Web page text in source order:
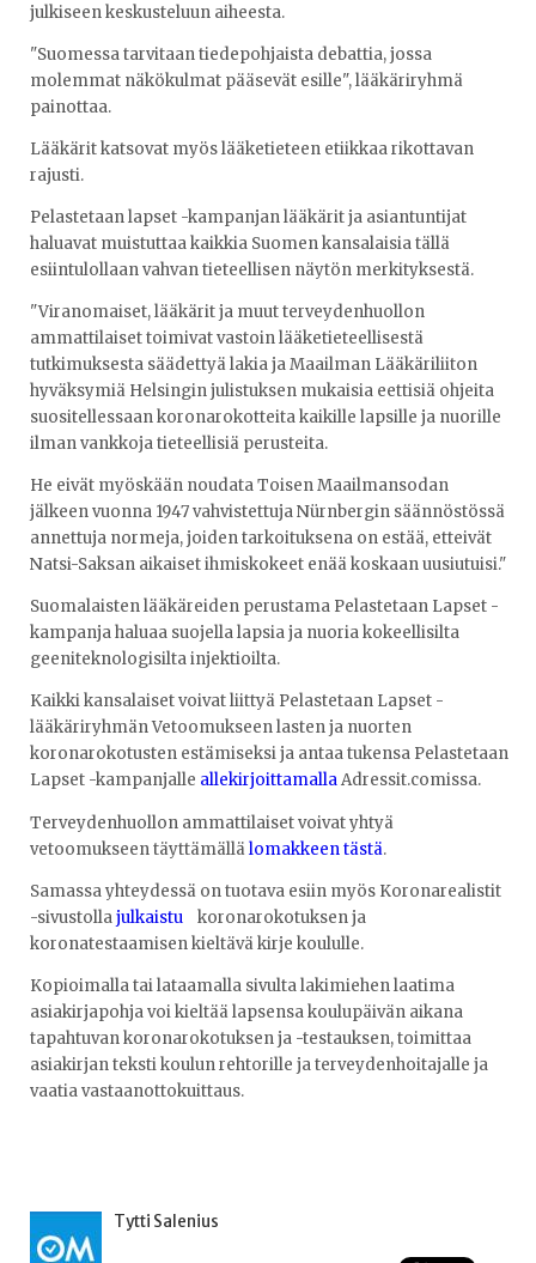
julkiseen keskusteluun aiheesta.
"Suomessa tarvitaan tiedepohjaista debattia, jossa
molemmat näkökulmat pääsevät esille", lääkäriryhmä
painottaa.
Lääkärit katsovat myös lääketieteen etiikkaa rikottavan
rajusti.
Pelastetaan lapset -kampanjan lääkärit ja asiantuntijat
haluavat muistuttaa kaikkia Suomen kansalaisia tällä
esiintulollaan vahvan tieteellisen näytön merkityksestä.
"Viranomaiset, lääkärit ja muut terveydenhuollon
ammattilaiset toimivat vastoin lääketieteellisestä
tutkimuksesta säädettyä lakia ja Maailman Lääkäriliiton
hyväksymiä Helsingin julistuksen mukaisia eettisiä ohjeita
suositellessaan koronarokotteita kaikille lapsille ja nuorille
ilman vankkoja tieteellisiä perusteita.
He eivät myöskään noudata Toisen Maailmansodan
jälkeen vuonna 1947 vahvistettuja Nürnbergin säännöstössä
annettuja normeja, joiden tarkoituksena on estää, etteivät
Natsi-Saksan aikaiset ihmiskokeet enää koskaan uusiutuisi."
Suomalaisten lääkäreiden perustama Pelastetaan Lapset -
kampanja haluaa suojella lapsia ja nuoria kokeellisilta
geeniteknologisilta injektioilta.
Kaikki kansalaiset voivat liittyä Pelastetaan Lapset -
lääkäriryhmän Vetoomukseen lasten ja nuorten
koronarokotusten estämiseksi ja antaa tukensa Pelastetaan
Lapset -kampanjalle allekirjoittamallaAdressit.comissa.
Terveydenhuollon ammattilaiset voivat yhtyä
vetoomukseen täyttämällälomakkeen tästä.
Samassa yhteydessä on tuotava esiin myös Koronarealistit
-sivustollajulkaistu koronarokotuksen ja
koronatestaamisen kieltävä kirje koululle.
Kopioimalla tai lataamalla sivulta lakimiehen laatima
asiakirjapohja voi kieltää lapsensa koulupäivän aikana
tapahtuvan koronarokotuksen ja -testauksen, toimittaa
asiakirjan teksti koulun rehtorille ja terveydenhoitajalle ja
vaatia vastaanottokuittaus.
Tytti Salenius